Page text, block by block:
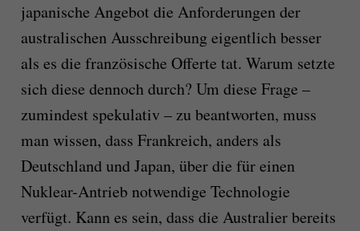
japanische Angebot die Anforderungen der
australischen Ausschreibung eigentlich besser
als es die französische Offerte tat. Warum setzte
sich diese dennoch durch? Um diese Frage –
zumindest spekulativ – zu beantworten, muss
man wissen, dass Frankreich, anders als
Deutschland und Japan, über die für einen
Nuklear-Antrieb notwendige Technologie
verfügt. Kann es sein, dass die Australier bereits